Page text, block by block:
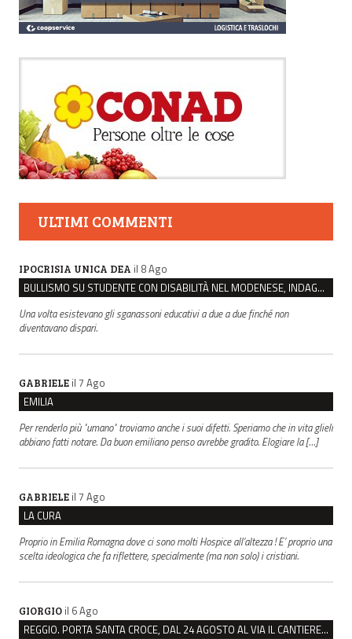
ULTIMI COMMENTI
IPOCRISIA UNICA DEA il 8 Ago
BULLISMO SU STUDENTE CON DISABILITÀ NEL MODENESE, INDAGATI DUE RAGAZZI DI 16 ANNI
Una volta esistevano gli sganassoni educativi a due a due finché non
diventavano dispari.
GABRIELE il 7 Ago
EMILIA
Per renderlo più "umano" troviamo anche i suoi difetti. Speriamo che in vita glieli
abbiano fatti notare. Da buon emiliano penso avrebbe gradito. Elogiare la […]
GABRIELE il 7 Ago
LA CURA
Proprio in Emilia Romagna dove ci sono molti Hospice all’altezza ! E’ proprio una
scelta ideologica che fa riflettere, specialmente (ma non solo) i cristiani.
GIORGIO il 6 Ago
REGGIO. PORTA SANTA CROCE, DAL 24 AGOSTO AL VIA IL CANTIERE PER IL NUOVO COLLETTORE FOGNARIO